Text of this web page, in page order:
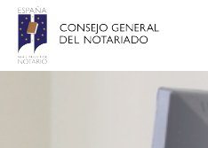
Salta al contingut principal